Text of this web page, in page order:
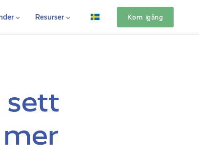
Resurser Kom igång